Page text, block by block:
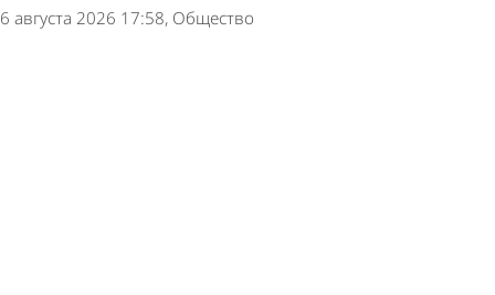
6 августа 2026 17:58 Общество